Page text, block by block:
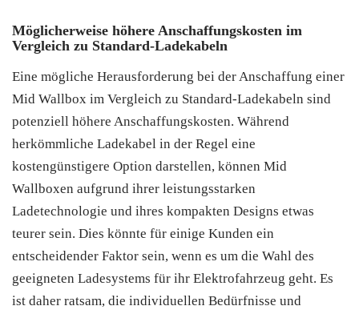
Möglicherweise höhere Anschaffungskosten im
Vergleich zu Standard-Ladekabeln
Eine mögliche Herausforderung bei der Anschaffung einer
Mid Wallbox im Vergleich zu Standard-Ladekabeln sind
potenziell höhere Anschaffungskosten. Während
herkömmliche Ladekabel in der Regel eine
kostengünstigere Option darstellen, können Mid
Wallboxen aufgrund ihrer leistungsstarken
Ladetechnologie und ihres kompakten Designs etwas
teurer sein. Dies könnte für einige Kunden ein
entscheidender Faktor sein, wenn es um die Wahl des
geeigneten Ladesystems für ihr Elektrofahrzeug geht. Es
ist daher ratsam, die individuellen Bedürfnisse und